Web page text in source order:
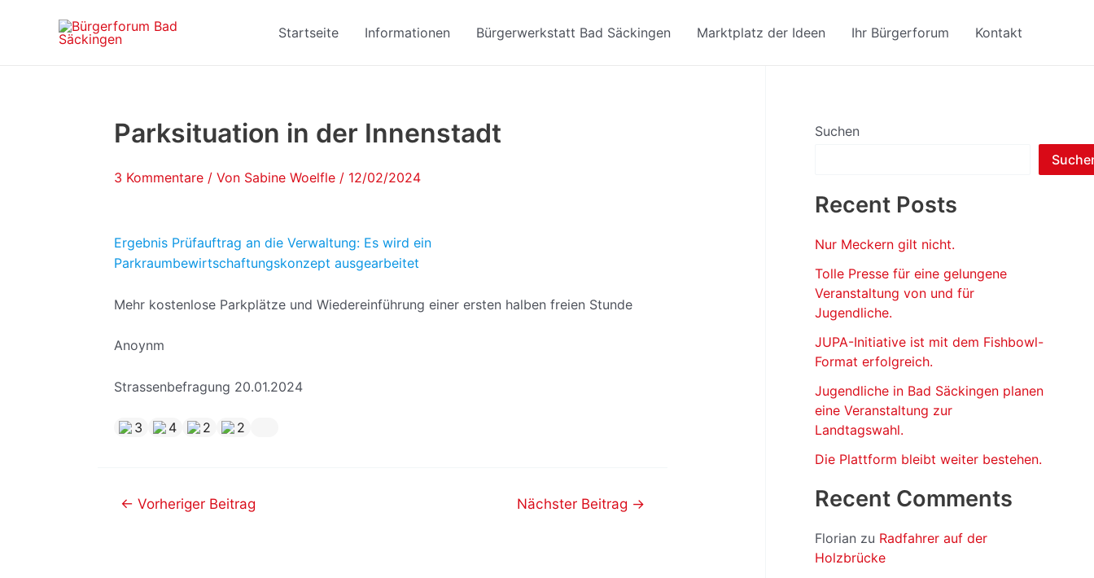
Startseite Informationen Bürgerwerkstatt Bad Säckingen Marktplatz der Ideen Ihr Bürgerforum Kontakt
Parksituation in der Innenstadt
3 Kommentare / Von Sabine Woelfle / 12/02/2024
Ergebnis Prüfauftrag an die Verwaltung: Es wird ein
Parkraumbewirtschaftungskonzept ausgearbeitet
Mehr kostenlose Parkplätze und Wiedereinführung einer ersten halben freien Stunde
Anoynm
Strassenbefragung 20.01.2024
3 4 2 2
← Vorheriger Beitrag Nächster Beitrag →
Suchen
Recent Posts
Nur Meckern gilt nicht.
Tolle Presse für eine gelungene
Veranstaltung von und für
Jugendliche.
JUPA-Initiative ist mit dem Fishbowl-
Format erfolgreich.
Jugendliche in Bad Säckingen planen
eine Veranstaltung zur
Landtagswahl.
Die Plattform bleibt weiter bestehen.
Recent Comments
Florian zu Radfahrer auf der
Holzbrücke